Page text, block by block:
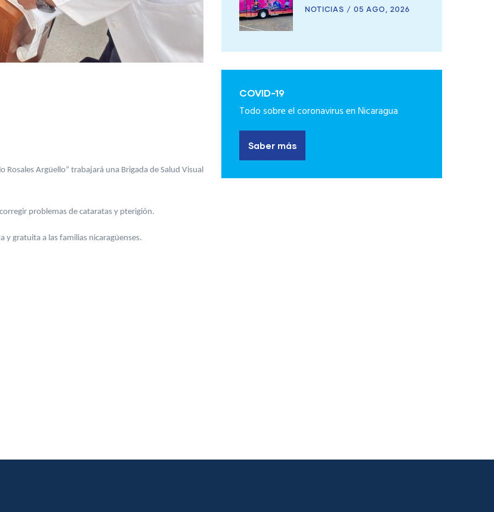
Rosales Argüello” trabajará una Brigada de Salud Visual
problemas de cataratas y pterigión.
y gratuita a las familias nicaragüenses.
NOTICIAS / 05 AGO, 2026
COVID-19
Todo sobre el coronavirus en Nicaragua
Saber más